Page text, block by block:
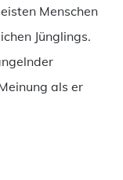
Menschen
Jünglings.
als er